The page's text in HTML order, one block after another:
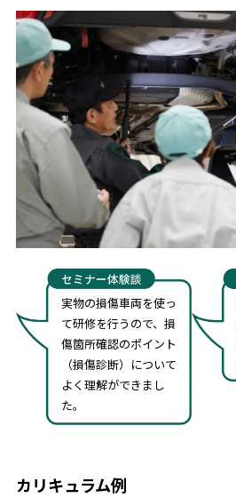
実物の損傷車両を使っ
て研修を行うので、損
傷箇所確認のポイント
（損傷診断）について
よく理解ができまし
た。
カリキュラム例